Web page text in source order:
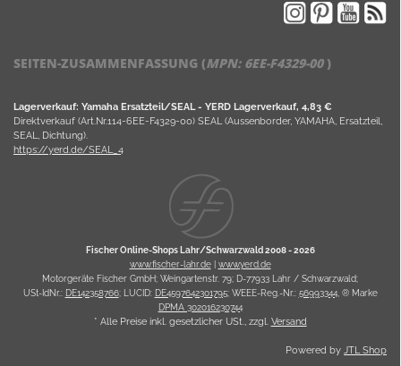
SEITEN-ZUSAMMENFASSUNG (MPN: 6EE-F4329-00)
Lagerverkauf: Yamaha Ersatzteil/SEAL - YERD Lagerverkauf, 4,83 €
Direktverkauf (Art.Nr.114-6EE-F4329-00) SEAL (Aussenborder, YAMAHA, Ersatzteil,
SEAL, Dichtung).
https://yerd.de/SEAL_4
Fischer Online-Shops Lahr/Schwarzwald 2008 -2026
www.fischer-lahr.de| www.yerd.de
Motorgeräte Fischer GmbH; Weingartenstr. 79; D-77933 Lahr / Schwarzwald;
USt-IdNr.: DE142358766; LUCID: DE4597642301795; WEEE-Reg.-Nr.: 56993344, ® Marke
DPMA 302016230744
* Alle Preise inkl. gesetzlicher USt., zzgl. Versand
Powered byJTL Shop